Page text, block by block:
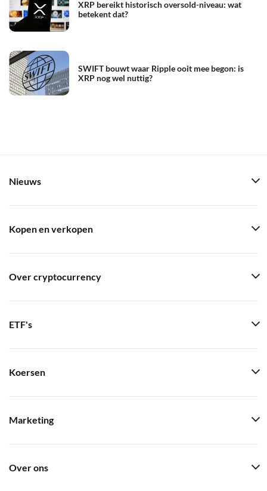
XRP bereikt historisch oversold-niveau: wat
betekent dat?
SWIFT bouwt waar Ripple ooit mee begon: is
XRP nog wel nuttig?
Nieuws
Kopen en verkopen
Over cryptocurrency
ETF's
Koersen
Marketing
Over ons